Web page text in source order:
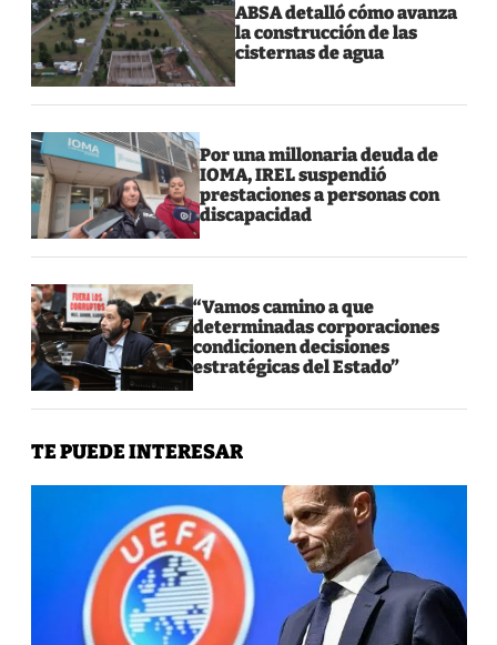
ABSA detalló cómo avanza
la construcción de las
cisternas de agua
Por una millonaria deuda de
IOMA, IREL suspendió
prestaciones a personas con
discapacidad
“Vamos camino a que
determinadas corporaciones
condicionen decisiones
estratégicas del Estado”
TE PUEDE INTERESAR